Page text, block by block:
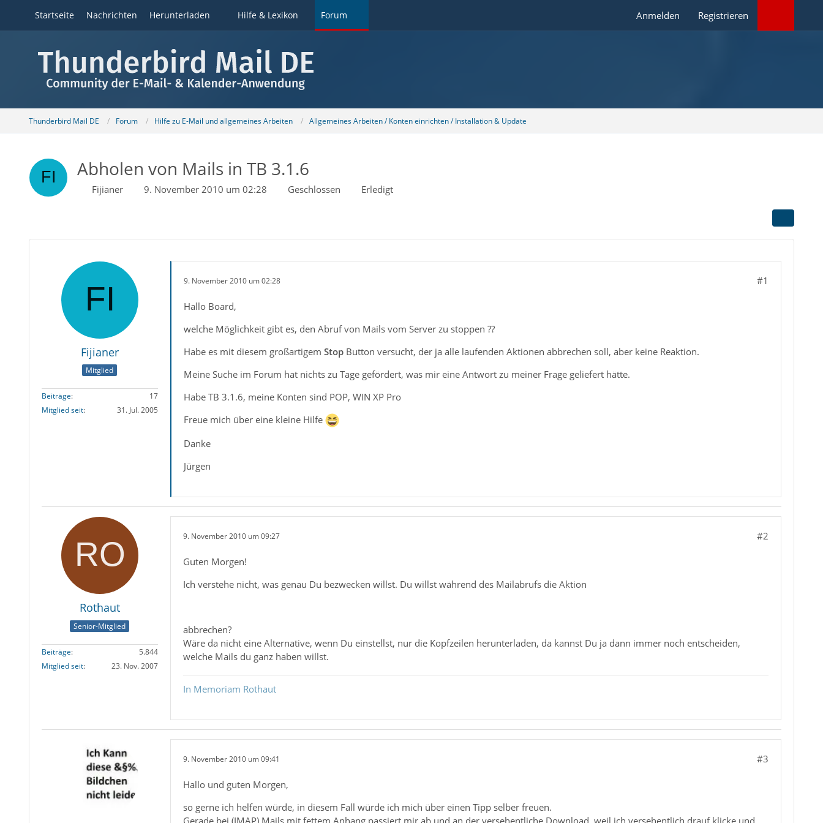
Startseite Nachrichten Herunterladen Hilfe & Lexikon Forum Anmelden Registrieren
Thunderbird Mail DE Forum Hilfe zu E-Mail und allgemeines Arbeiten Allgemeines Arbeiten / Konten einrichten / Installation & Update
Abholen von Mails in TB 3.1.6
Fijianer 9. November 2010 um 02:28 Geschlossen Erledigt
Fijianer
Mitglied
Beiträge
17
Mitglied seit
31. Jul. 2005
9. November 2010 um 02:28 #1
Hallo Board,
welche Möglichkeit gibt es, den Abruf von Mails vom Server zu stoppen ??
Habe es mit diesem großartigem StopButton versucht, der ja alle laufenden Aktionen abbrechen soll, aber keine Reaktion.
Meine Suche im Forum hat nichts zu Tage gefördert, was mir eine Antwort zu meiner Frage geliefert hätte.
Habe TB 3.1.6, meine Konten sind POP, WIN XP Pro
Freue mich über eine kleine Hilfe
Danke
Jürgen
Rothaut
Senior-Mitglied
Beiträge
5.844
Mitglied seit
23. Nov. 2007
9. November 2010 um 09:27 #2
Guten Morgen!
Ich verstehe nicht, was genau Du bezwecken willst. Du willst während des Mailabrufs die Aktion
abbrechen?
Wäre da nicht eine Alternative, wenn Du einstellst, nur die Kopfzeilen herunterladen, da kannst Du ja dann immer noch entscheiden,
welche Mails du ganz haben willst.
In Memoriam Rothaut
9. November 2010 um 09:41 #3
Hallo und guten Morgen,
so gerne ich helfen würde, in diesem Fall würde ich mich über einen Tipp selber freuen.